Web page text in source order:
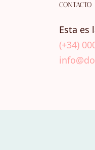
CONTACTO
Esta es
(+34)